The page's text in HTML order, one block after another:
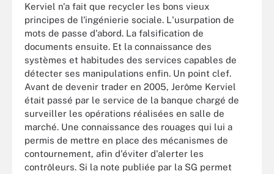
Kerviel n'a fait que recycler les bons vieux
principes de l'ingénierie sociale. L'usurpation de
mots de passe d'abord. La falsification de
documents ensuite. Et la connaissance des
systèmes et habitudes des services capables de
détecter ses manipulations enfin. Un point clef.
Avant de devenir trader en 2005, Jerôme Kerviel
était passé par le service de la banque chargé de
surveiller les opérations réalisées en salle de
marché. Une connaissance des rouages qui lui a
permis de mettre en place des mécanismes de
contournement, afin d'éviter d'alerter les
contrôleurs. Si la note publiée par la SG permet